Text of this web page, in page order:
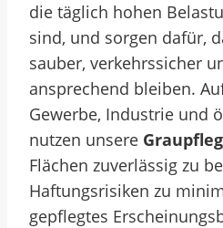
die täglich hohen
sind, und sorgen dafür,
sauber, verkehrssicher
ansprechend bleiben.
Gewerbe, Industrie und
nutzen unsere
Flächen zuverlässig zu
Haftungsrisiken zu
gepflegtes